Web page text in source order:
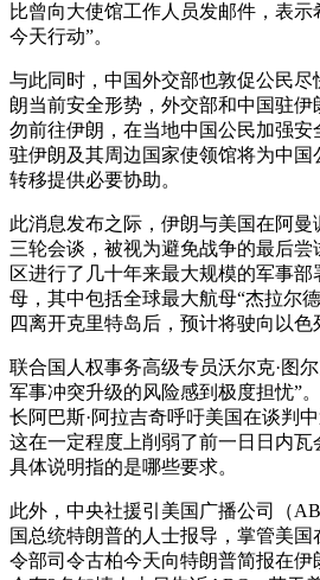
比曾向大使馆工作人员发邮件，表示
今天行动”。
与此同时，中国外交部也敦促公民
朗当前安全形势，外交部和中国驻
勿前往伊朗，在当地中国公民加强安
驻伊朗及其周边国家使领馆将为中
转移提供必要协助。
此消息发布之际，伊朗与美国在阿
三轮会谈，被视为避免战争的最后
区进行了几十年来最大规模的军事
母，其中包括全球最大航母“杰拉尔
四离开克里特岛后，预计将驶向以色
联合国人权事务高级专员沃尔克·图
军事冲突升级的风险感到极度担忧”
长阿巴斯·阿拉吉奇呼吁美国在谈判
这在一定程度上削弱了前一日日内
具体说明指的是哪些要求。
此外，中央社援引美国广播公司（
国总统特朗普的人士报导，掌管美国
令部司令古柏今天向特朗普简报在伊